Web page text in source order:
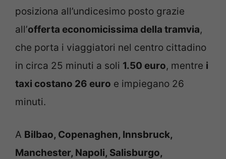
posiziona all’undicesimo posto grazie
all’offerta economicissima della tramvia,
che porta i viaggiatori nel centro cittadino
in circa 25 minuti a soli 1.50 euro, mentre i
taxi costano 26 euro e impiegano 26
minuti.
A Bilbao, Copenaghen, Innsbruck,
Manchester, Napoli, Salisburgo,